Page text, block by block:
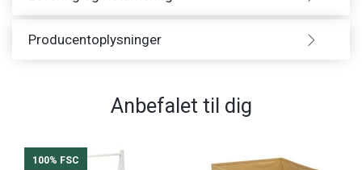
Producentoplysninger
Anbefalet til dig
100% FSC